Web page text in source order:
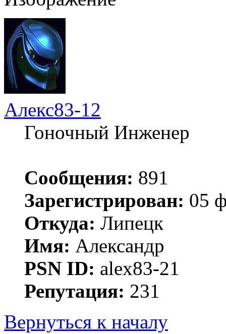
Алекс83-12
Гоночный Инженер
Сообщения: 891
Зарегистрирован: 05
Откуда: Липецк
Имя: Александр
PSN ID: alex83-21
Репутация: 231
Вернуться к началу